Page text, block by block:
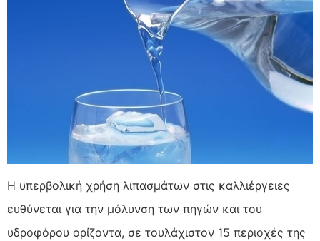
Η υπερβολική χρήση λιπασμάτων στις καλλιέργειες
ευθύνεται για την μόλυνση των πηγών και του
υδροφόρου ορίζοντα, σε τουλάχιστον 15 περιοχές της